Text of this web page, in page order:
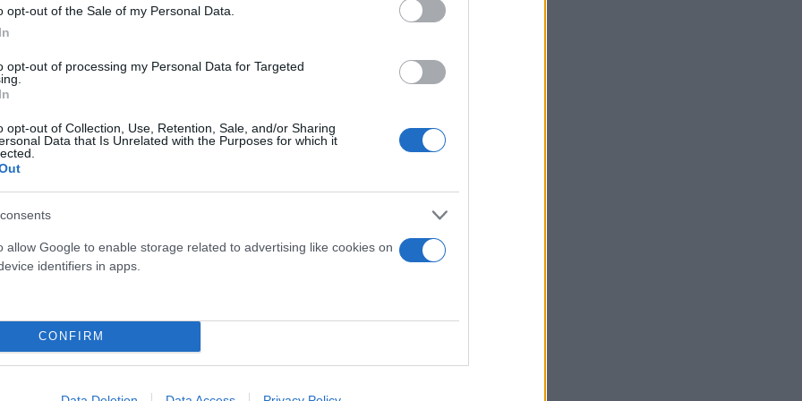
opt-out of the Sale of my Personal Data.
opt-out of processing my Personal Data for Targeted
opt-out of Collection, Use, Retention, Sale, and/or Sharing
Data that Is Unrelated with the Purposes for which it
allow Google to enable storage related to advertising like cookies on
identifiers in apps.
CONFIRM
καθώς πρόκειται για το δέντρο από το οποίο
«έχει ίσκιο βαρύ κι όποιος κοιμηθεί από κάτω πεθαίνει».
και σε άλλες περιοχές, με τη βρωμοξυλιά (ή αζόγυρος)
και «δέντρα του Ιούδα».
το έθιμο, κατά το οποίο τιμωρείται ο Ιούδας για την